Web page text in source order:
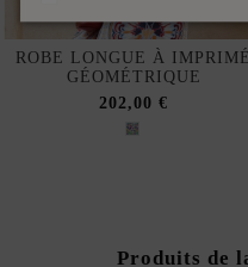
ROBE LONGUE À IMPRIMÉ
GÉOMÉTRIQUE
202,00 €
Produits de